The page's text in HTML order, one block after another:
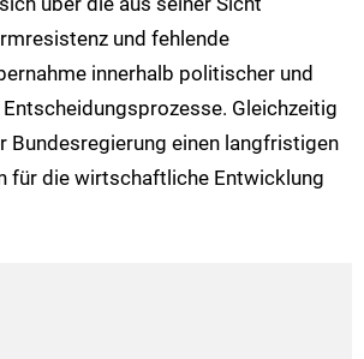
und fehlende
innerhalb politischer und
Gleichzeitig
Bundesregierung einen langfristigen
für die wirtschaftliche Entwicklung